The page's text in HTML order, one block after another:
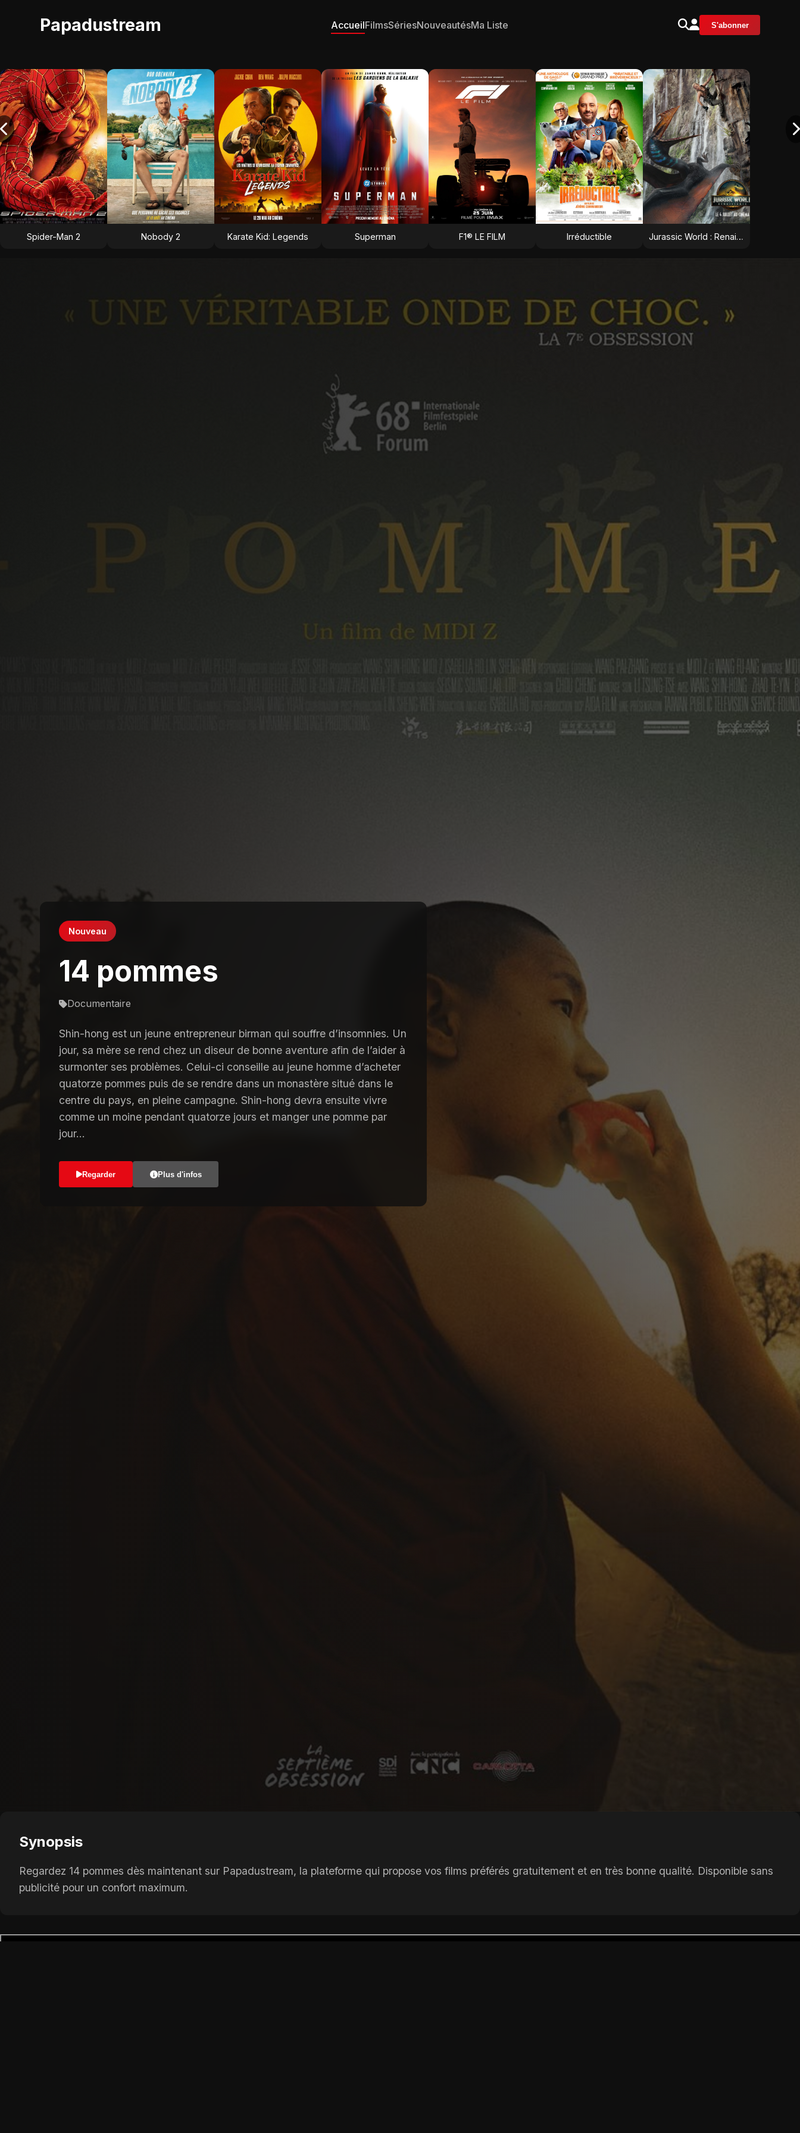
Papadustream AccueilFilmsSériesNouveautésMa Liste S'abonner
Spider-Man 2 Nobody 2 Karate Kid: Legends Superman F1® LE FILM Irréductible Jurassic World : Renaissance
Nouveau
14 pommes
Documentaire
Shin-hong est un jeune entrepreneur birman qui souffre d’insomnies. Un
jour, sa mère se rend chez un diseur de bonne aventure afin de l’aider à
surmonter ses problèmes. Celui-ci conseille au jeune homme d’acheter
quatorze pommes puis de se rendre dans un monastère situé dans le
centre du pays, en pleine campagne. Shin-hong devra ensuite vivre
comme un moine pendant quatorze jours et manger une pomme par
jour…
Regarder Plus d'infos
Synopsis
Regardez 14 pommes dès maintenant sur Papadustream, la plateforme qui propose vos films préférés gratuitement et en très bonne qualité. Disponible sans
publicité pour un confort maximum.